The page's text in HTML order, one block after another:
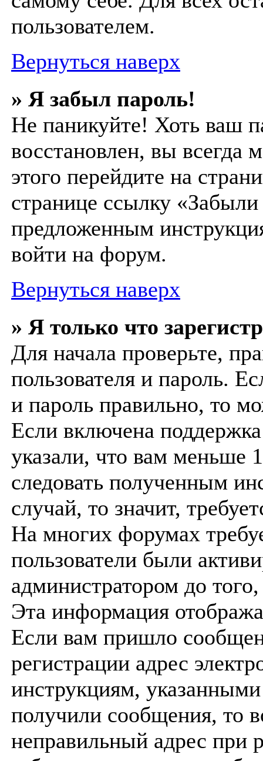
пользователем.
Вернуться наверх
» Я забыл пароль!
Не паникуйте! Хоть ваш
восстановлен, вы всегда
этого перейдите на
странице ссылку «Забыли
предложенным
войти на форум.
Вернуться наверх
» Я только что
Для начала проверьте,
пользователя и пароль.
и пароль правильно, то
Если включена
указали, что вам меньше
следовать полученным
случай, то значит,
На многих форумах
пользователи были
администратором до
Эта информация
Если вам пришло
регистрации адрес
инструкциям,
получили сообщения, то
неправильный адрес при